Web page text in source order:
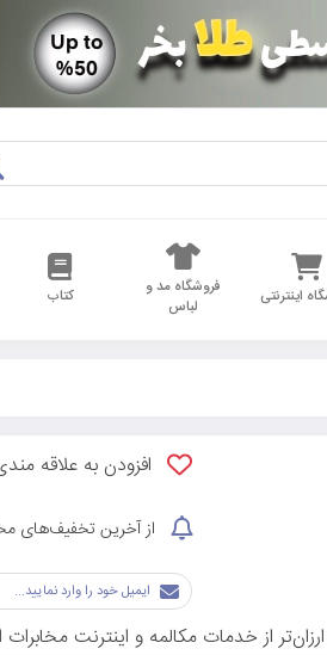
اینترنتی
فروشگاه مد و
لباس
کتاب
افزودن به علاقه
از آخرین تخفیف‌های
از خدمات مکالمه و اینترنت مخابرات